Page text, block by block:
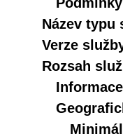
Název typu
Verze
Rozsah